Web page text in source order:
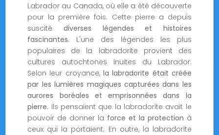
Labrador au Canada, où elle a été découverte
pour la première fois. Cette pierre a depuis
suscité diverses légendes et histoires
fascinantes. L'une des légendes les plus
populaires de la labradorite provient des
cultures autochtones inuites du Labrador.
Selon leur croyance, la labradorite était créée
par les lumières magiques capturées dans les
aurores boréales et emprisonnées dans la
pierre. Ils pensaient que la labradorite avait le
pouvoir de donner la force et la protection à
ceux qui la portaient. En outre, la labradorite